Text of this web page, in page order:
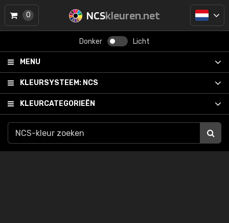
NCSkleuren.net
Donker Licht
MENU
KLEURSYSTEEM: NCS
KLEURCATEGORIEËN
0